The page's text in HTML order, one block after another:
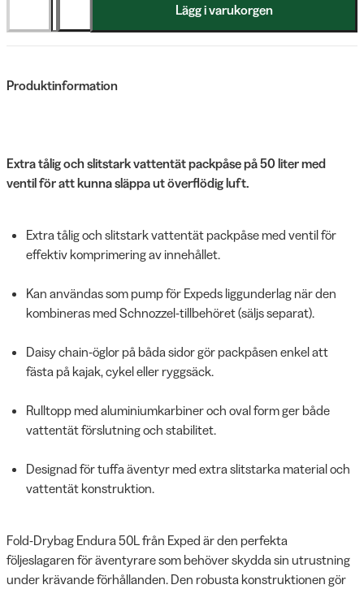
Lägg i varukorgen
Produktinformation
Extra tålig och slitstark vattentät packpåse på 50 liter med
ventil för att kunna släppa ut överflödig luft.
Extra tålig och slitstark vattentät packpåse med ventil för
effektiv komprimering av innehållet.
Kan användas som pump för Expeds liggunderlag när den
kombineras med Schnozzel-tillbehöret (säljs separat).
Daisy chain-öglor på båda sidor gör packpåsen enkel att
fästa på kajak, cykel eller ryggsäck.
Rulltopp med aluminiumkarbiner och oval form ger både
vattentät förslutning och stabilitet.
Designad för tuffa äventyr med extra slitstarka material och
vattentät konstruktion.
Fold-Drybag Endura 50L från Exped är den perfekta
följeslagaren för äventyrare som behöver skydda sin utrustning
under krävande förhållanden. Den robusta konstruktionen gör